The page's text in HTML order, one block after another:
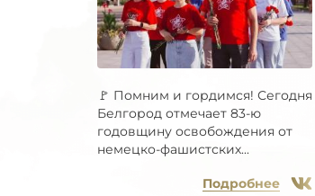
🚩 Помним и гордимся! Сегодня
Белгород отмечает 83-ю
годовщину освобождения от
немецко-фашистских...
Подробнее